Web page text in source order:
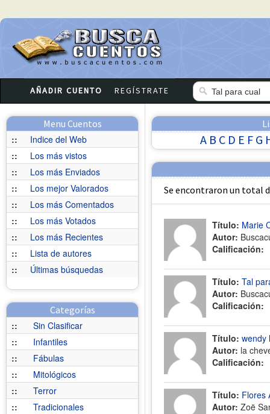
AÑADIR CUENTO REGÍSTRATE
Menu Cuentos
::
Indice del Web
::
Los más vistos
::
Los más Enviados
::
Los mejor Valorados
::
Los más Comentados
::
Los más Votados
::
Los más Recientes
::
Lista de autores
::
Últimas búsquedas
Categorías
::
Sin Clasificar
::
Infantiles
::
Fábulas
::
Mitológicos
::
Terror
::
Tradicionales
A B C D E F G
Se encontraron un total
Título: Marie
Autor:
Calificación:
Título: Tal
Autor:
Calificación:
Título: wendy
Autor: la
Calificación:
Título: Flores
Autor: Zoë